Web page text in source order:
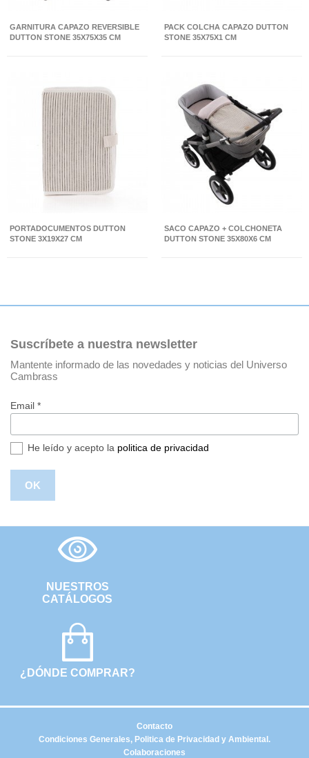
GARNITURA CAPAZO REVERSIBLE
DUTTON STONE 35X75X35 CM
PACK COLCHA CAPAZO DUTTON
STONE 35X75X1 CM
PORTADOCUMENTOS DUTTON
STONE 3X19X27 CM
SACO CAPAZO + COLCHONETA
DUTTON STONE 35X80X6 CM
Suscríbete a nuestra newsletter
Mantente informado de las novedades y noticias del Universo
Cambrass
Email *
He leído y acepto la politica de privacidad
NUESTROS
CATÁLOGOS
¿DÓNDE COMPRAR?
Condiciones Generales, Politica de Privacidad y Ambiental.
Colaboraciones
Contacto